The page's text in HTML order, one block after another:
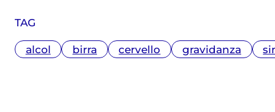
TAG
alcol birra cervello gravidanza